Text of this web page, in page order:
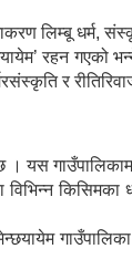
लिम्बू धर्म,
रहन गएको
र
गाउँपालिकामा
किसिमका
गाउँपालिका